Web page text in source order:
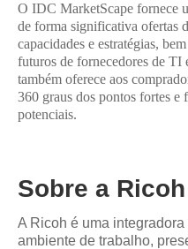
O IDC MarketScape fornece
de forma significativa ofertas
capacidades e estratégias,
futuros de fornecedores de TI
também oferece aos
360 graus dos pontos fortes e
potenciais.
Sobre a Ricoh
A Ricoh é uma
ambiente de trabalho,